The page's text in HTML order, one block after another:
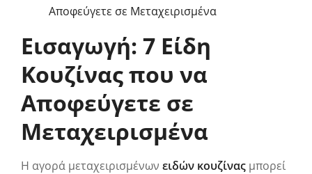
Αποφεύγετε σε Μεταχειρισμένα
Εισαγωγή: 7 Είδη
Κουζίνας που να
Αποφεύγετε σε
Μεταχειρισμένα
Η αγορά μεταχειρισμένων ειδών κουζίνας μπορεί